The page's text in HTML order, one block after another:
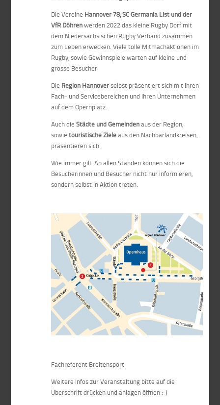
Die Vereine Hannover 78, SC Germania List und der
VfR Döhrenwerden 2022 das kleine Rugby Dorf mit
dem Niedersächsischen Rugby Verband zusammen
zum Leben erwecken. Viele tolle Mitmachaktionen im
Rugby, sowie Gewinnspiele warten auf kleine und
grosse Besucher.
Die Region Hannoverselbst präsentiert sich mit ihren
Fach- und Servicebereichen und ihren Unternehmen
auf dem Opernplatz.
Auch dieStädte und Gemeindenaus der Region,
sowie touristische Zieleaus den Nachbarlandkreisen,
präsentieren sich.
Wie immer gilt: An allen Ständen können sich die
Besucherinnen und Besucher nicht nur informieren,
sondern selbst in Aktion treten.
Fachreferent Breitensport
Weitere Infos zur Veranstaltung bitte auf die
Überschrift drücken und anlagen öffnen :-)